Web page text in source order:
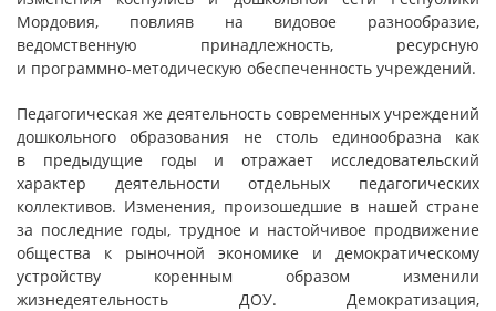
Мордовия, повлияв на видовое разнообразие,
ведомственную принадлежность, ресурсную
и программно-методическую обеспеченность учреждений.
Педагогическая же деятельность современных учреждений
дошкольного образования не столь единообразна как
в предыдущие годы и отражает исследовательский
характер деятельности отдельных педагогических
коллективов. Изменения, произошедшие в нашей стране
за последние годы, трудное и настойчивое продвижение
общества к рыночной экономике и демократическому
устройству коренным образом изменили
жизнедеятельность ДОУ. Демократизация,